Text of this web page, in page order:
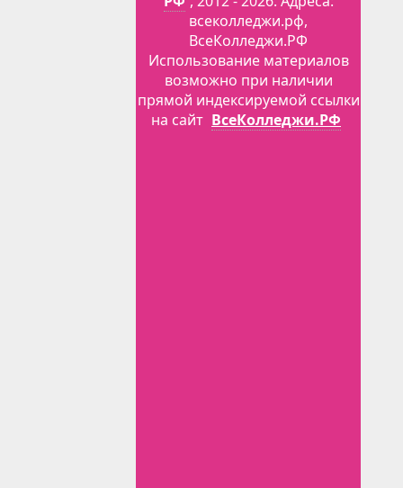
всеколледжи.рф,
ВсеКолледжи.РФ
Использование материалов
возможно при наличии
прямой индексируемой ссылки
на сайт ВсеКолледжи.РФ